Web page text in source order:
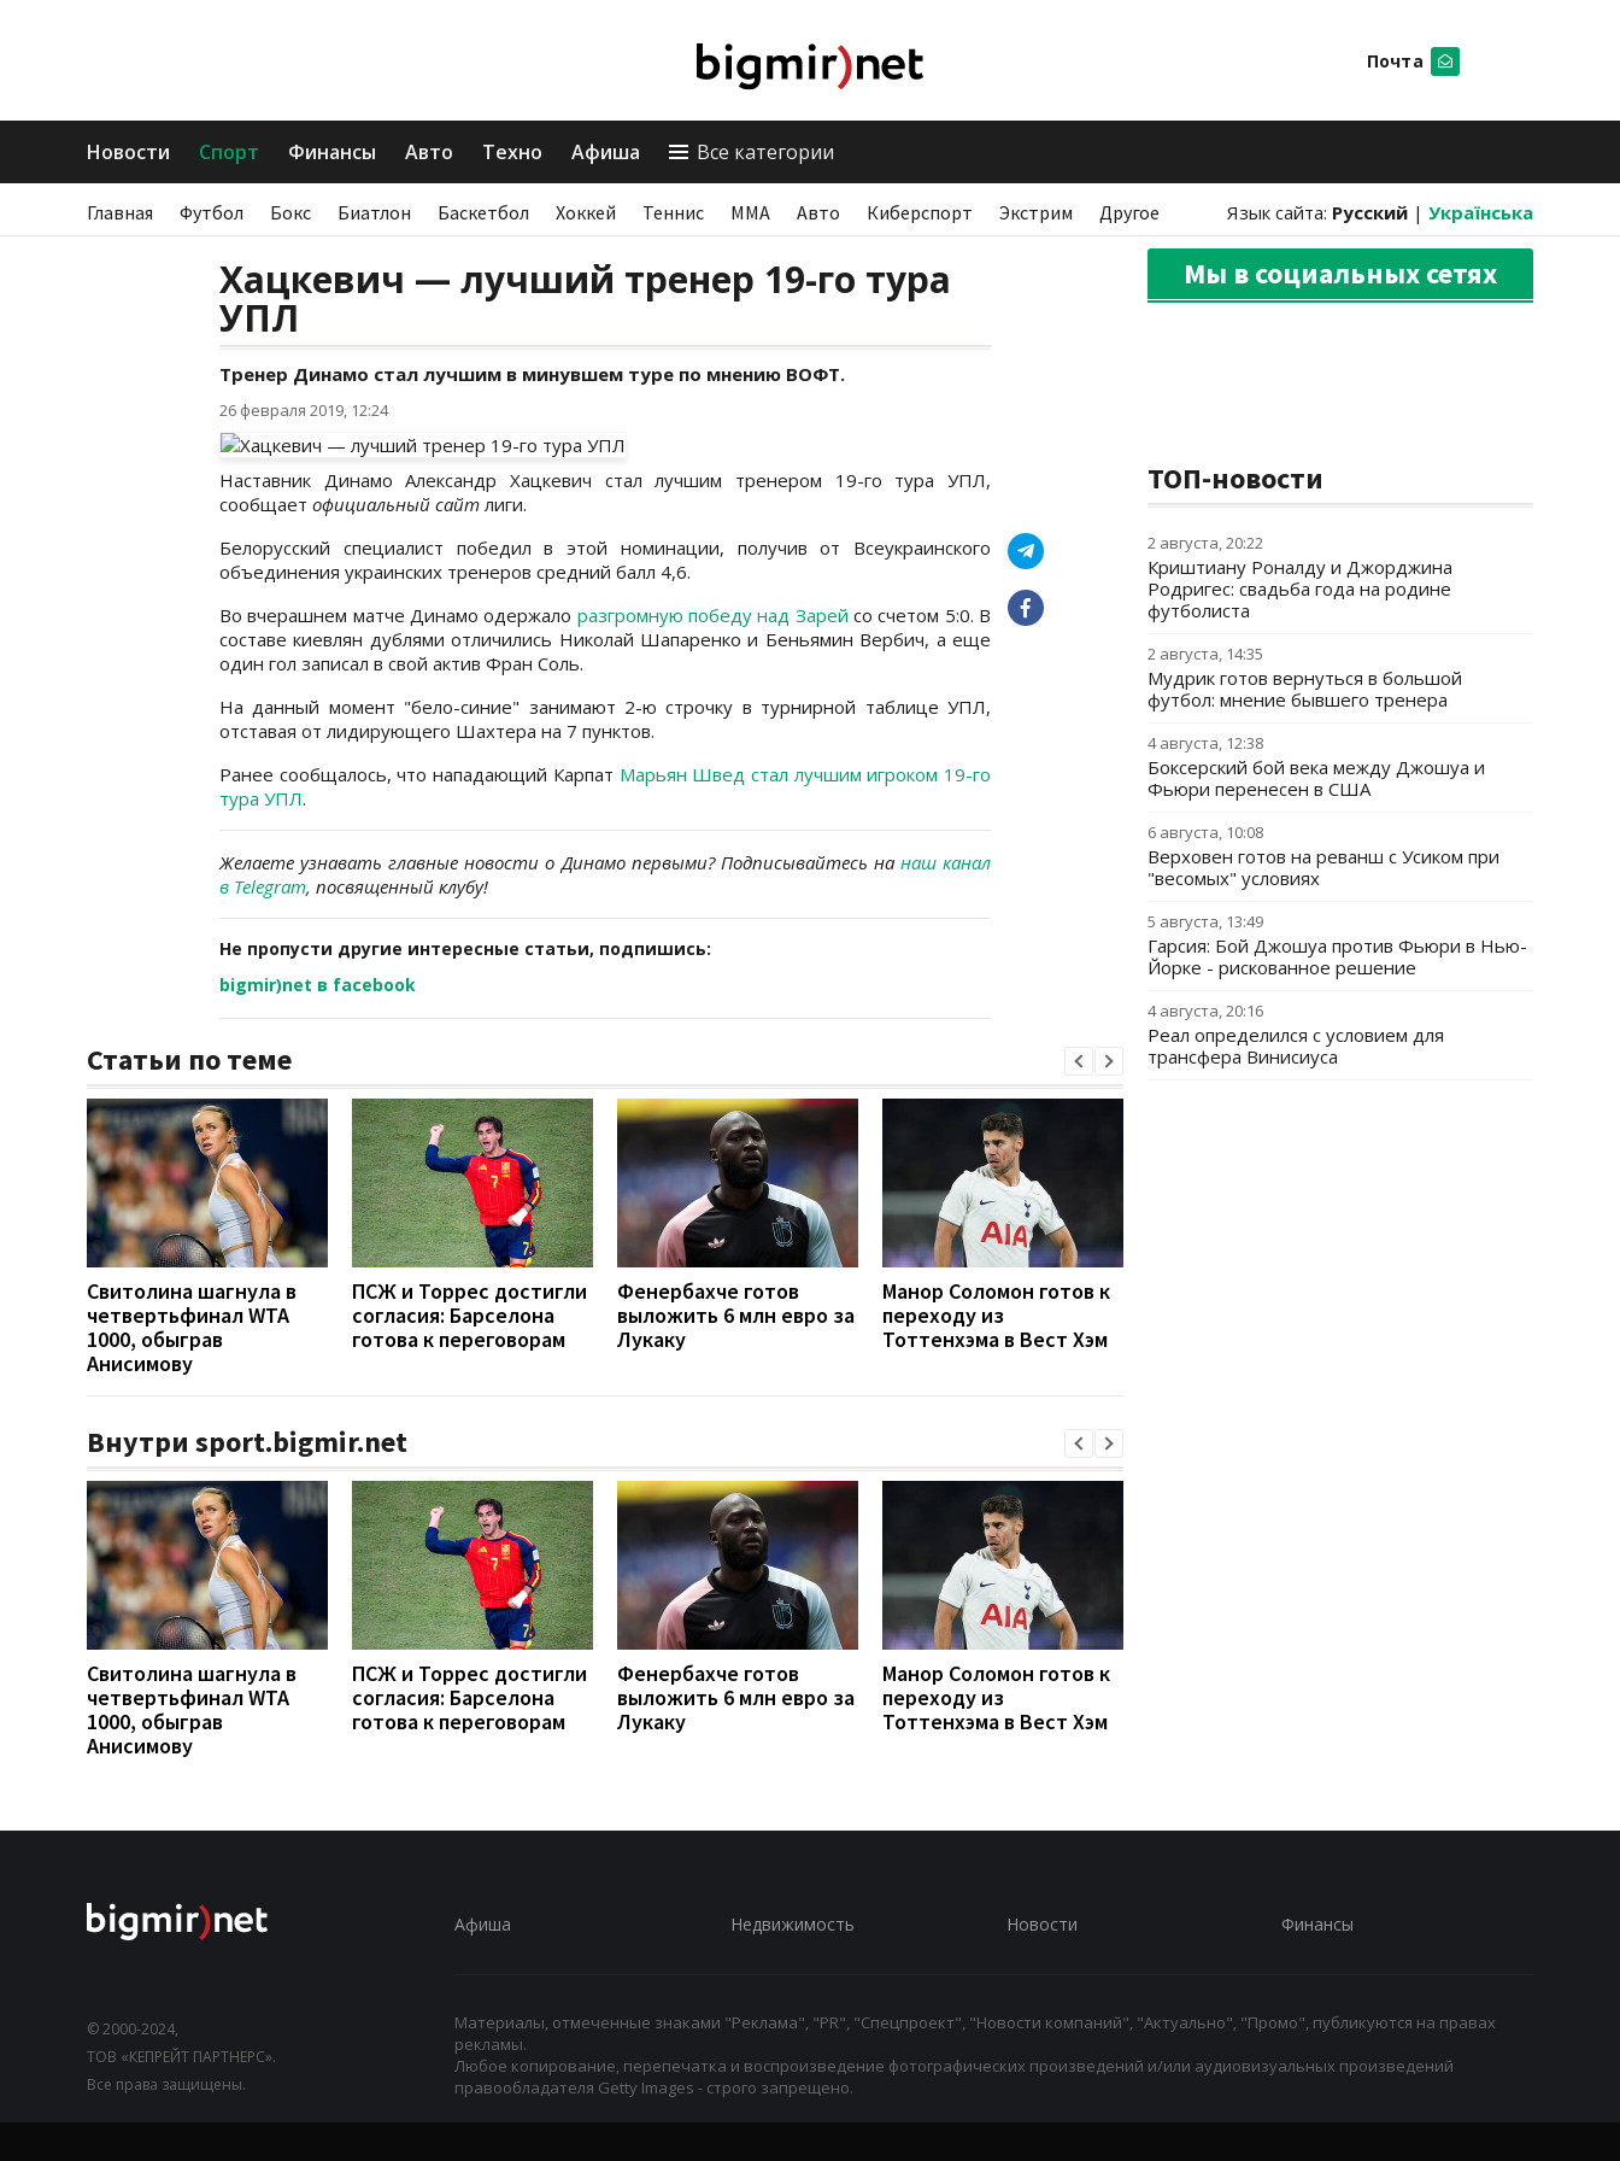
Почта
Новости Спорт Финансы Авто Техно Афиша Все категории
Главная Футбол Бокс Биатлон Баскетбол Хоккей Теннис ММА Авто Киберспорт Экстрим Другое Язык сайта: Русский | Українська
Хацкевич — лучший тренер 19-го тура
УПЛ
Тренер Динамо стал лучшим в минувшем туре по мнению ВОФТ.
26 февраля 2019, 12:24
Наставник Динамо Александр Хацкевич стал лучшим тренером 19-го тура УПЛ,
сообщает официальный сайт лиги.
Белорусский специалист победил в этой номинации, получив от Всеукраинского
объединения украинских тренеров средний балл 4,6.
Во вчерашнем матче Динамо одержало разгромную победу над Зарей со счетом 5:0. В
составе киевлян дублями отличились Николай Шапаренко и Беньямин Вербич, а еще
один гол записал в свой актив Фран Соль.
На данный момент "бело-синие" занимают 2-ю строчку в турнирной таблице УПЛ,
отставая от лидирующего Шахтера на 7 пунктов.
Ранее сообщалось, что нападающий Карпат Марьян Швед стал лучшим игроком 19-го
тура УПЛ.
Желаете узнавать главные новости о Динамо первыми? Подписывайтесь на наш канал
в Telegram, посвященный клубу!
Не пропусти другие интересные статьи, подпишись:
bigmir)net в facebook
Статьи по теме
Свитолина шагнула в
четвертьфинал WTA
1000, обыграв
Анисимову
ПСЖ и Торрес достигли
согласия: Барселона
готова к переговорам
Фенербахче готов
выложить 6 млн евро за
Лукаку
Манор Соломон готов к
переходу из
Тоттенхэма в Вест Хэм
Внутри sport.bigmir.net
Свитолина шагнула в
четвертьфинал WTA
1000, обыграв
Анисимову
ПСЖ и Торрес достигли
согласия: Барселона
готова к переговорам
Фенербахче готов
выложить 6 млн евро за
Лукаку
Манор Соломон готов к
переходу из
Тоттенхэма в Вест Хэм
Мы в социальных сетях
ТОП-новости
2 августа, 20:22
Криштиану Роналду и Джорджина
Родригес: свадьба года на родине
футболиста
2 августа, 14:35
Мудрик готов вернуться в большой
футбол: мнение бывшего тренера
4 августа, 12:38
Боксерский бой века между Джошуа и
Фьюри перенесен в США
6 августа, 10:08
Верховен готов на реванш с Усиком при
"весомых" условиях
5 августа, 13:49
Гарсия: Бой Джошуа против Фьюри в Нью-
Йорке - рискованное решение
4 августа, 20:16
Реал определился с условием для
трансфера Винисиуса
© 2000-2024,
ТОВ «КЕПРЕЙТ ПАРТНЕРС».
Все права защищены.
Афиша Недвижимость Новости Финансы
Материалы, отмеченные знаками "Реклама", "PR", "Спецпроект", "Новости компаний", "Актуально", "Промо", публикуются на правах
рекламы.
Любое копирование, перепечатка и воспроизведение фотографических произведений и/или аудиовизуальных произведений
правообладателя Getty Images - строго запрещено.